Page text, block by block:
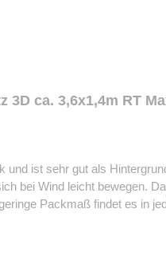
3D ca. 3,6x1,4m RT
ist sehr gut als
bei Wind leicht bewegen.
Packmaß findet es in